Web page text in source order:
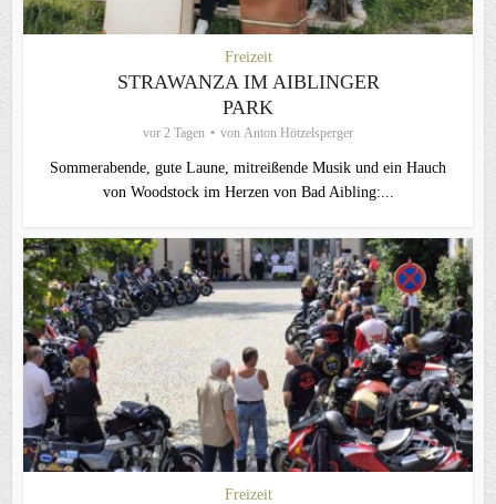
Freizeit
STRAWANZA IM AIBLINGER
PARK
vor 2 Tagen von Anton Hötzelsperger
Sommerabende, gute Laune, mitreißende Musik und ein Hauch
von Woodstock im Herzen von Bad Aibling:...
Freizeit